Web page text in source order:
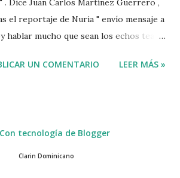
. Dice Juan Carlos Martínez Guerrero ,
el reportaje de Nuria " envío mensaje a
hablar mucho que sean los echos team"
de mi país me iba a traer tanto
by Juan carlos martinez Guerrero
Mas abajo de dejamos el video del
UN COMENTARIO LEER MÁS »
Con tecnología de Blogger
Clarin Dominicano